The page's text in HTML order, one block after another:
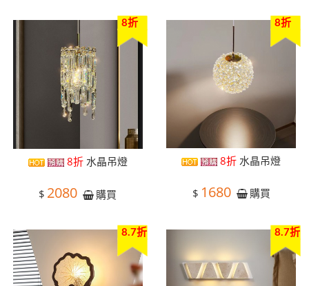
8折
8折水晶吊燈
$ 2080 購買
8折
8折 水晶吊燈
$ 1680 購買
8.7折 8.7折